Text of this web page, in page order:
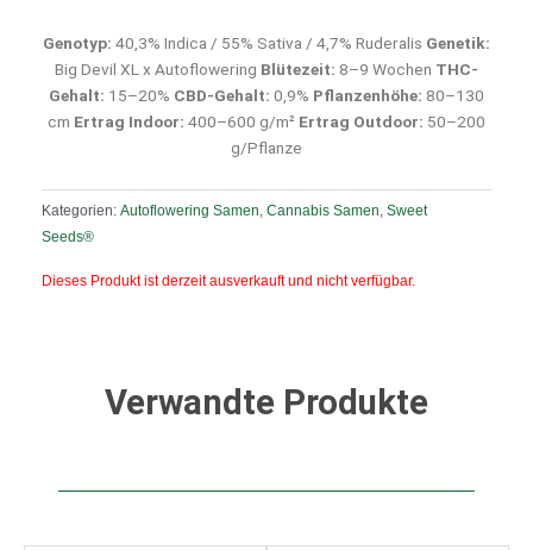
Genotyp: 40,3% Indica / 55% Sativa / 4,7% Ruderalis Genetik:
Big Devil XL x Autoflowering Blütezeit: 8–9 Wochen THC-
Gehalt: 15–20% CBD-Gehalt: 0,9% Pflanzenhöhe: 80–130
cm Ertrag Indoor: 400–600 g/m² Ertrag Outdoor: 50–200
g/Pflanze
Kategorien: Autoflowering Samen Cannabis Samen Sweet
Seeds®
Dieses Produkt ist derzeit ausverkauft und nicht verfügbar.
Verwandte Produkte